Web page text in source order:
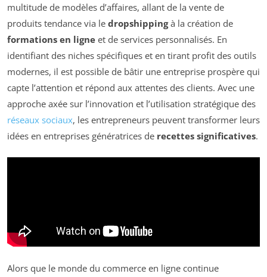
multitude de modèles d’affaires, allant de la vente de
produits tendance via le dropshippingà la création de
formations en ligne et de services personnalisés. En
identifiant des niches spécifiques et en tirant profit des outils
modernes, il est possible de bâtir une entreprise prospère qui
capte l’attention et répond aux attentes des clients. Avec une
approche axée sur l’innovation et l’utilisation stratégique des
réseaux sociaux, les entrepreneurs peuvent transformer leurs
idées en entreprises génératrices de recettes significatives.
Alors que le monde du commerce en ligne continue